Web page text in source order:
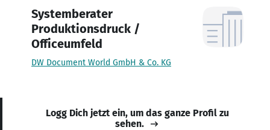
Systemberater
Produktionsdruck /
Officeumfeld
DW Document World GmbH & Co. KG
Logg Dich jetzt ein, um das ganze Profil zu
sehen.